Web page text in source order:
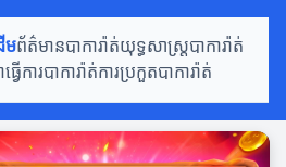
មព័ត៌មានបាការ៉ាត់យុទ្ធសាស្ត្របាការ៉ាត់
ធ្វើការបាការ៉ាត់ការប្រកួតបាការ៉ាត់